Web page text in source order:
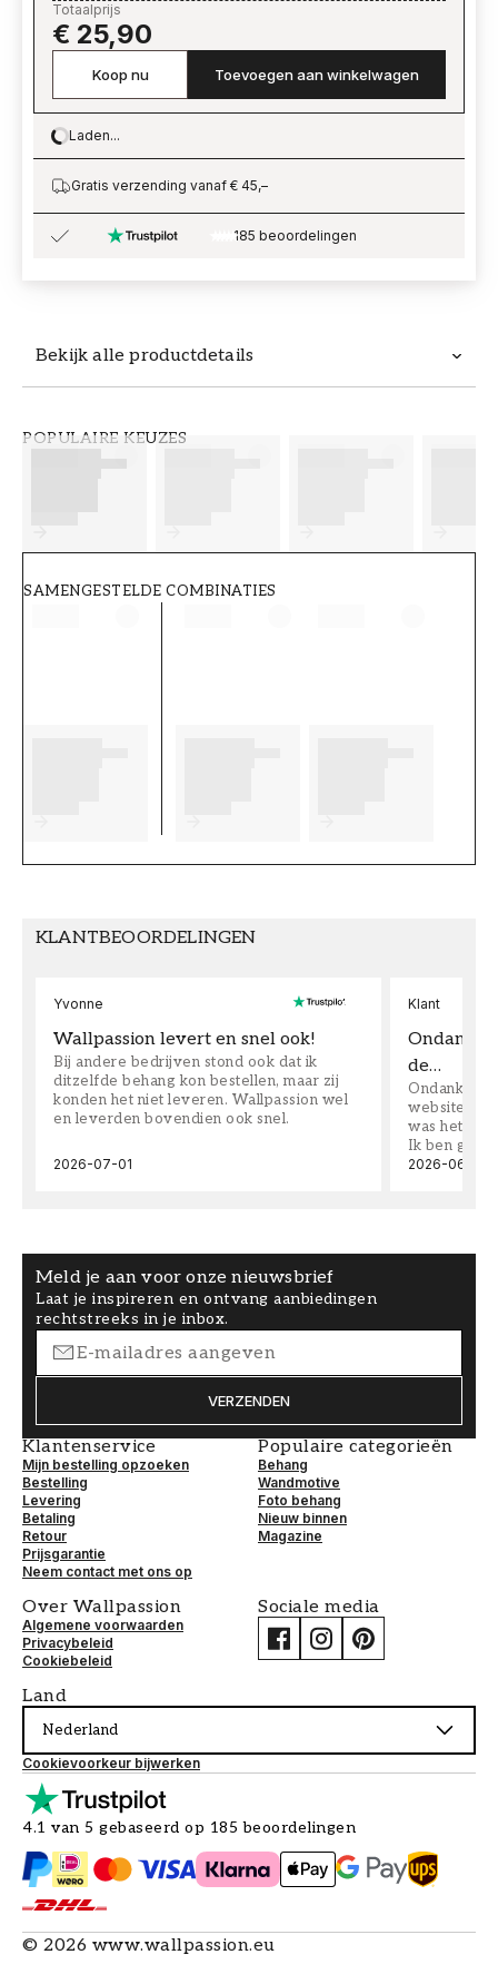
Bekijk alle productdetails
POPULAIRE KEUZES
SAMENGESTELDE COMBINATIES
Totaalprijs
€ 25,90
Koop nu Toevoegen aan winkelwagen
Loading…
Laden...
Gratis verzending vanaf € 45,–
185 beoordelingen
KLANTBEOORDELINGEN
Yvonne
Wallpassion levert en snel ook!
Bij andere bedrijven stond ook dat ik
ditzelfde behang kon bestellen, maar zij
konden het niet leveren. Wallpassion wel
en leverden bovendien ook snel.
2026-07-01
Klant
Ondanks
de…
Ondanks
website
was het
Ik ben
2026-06-08
Meld je aan voor onze nieuwsbrief
Laat je inspireren en ontvang aanbiedingen
rechtstreeks in je inbox.
VERZENDEN
Klantenservice
Mijn bestelling opzoeken
Bestelling
Levering
Betaling
Retour
Prijsgarantie
Neem contact met ons op
Populaire categorieën
Behang
Wandmotive
Foto behang
Nieuw binnen
Magazine
Over Wallpassion
Algemene voorwaarden
Privacybeleid
Cookiebeleid
Sociale media
Land
Nederland
Cookievoorkeur bijwerken
4.1 van 5 gebaseerd op 185 beoordelingen
© 2026 www.wallpassion.eu